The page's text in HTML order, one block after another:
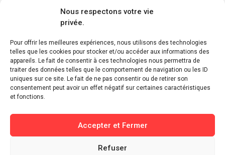
Nous respectons votre vie
privée.
Pour offrir les meilleures expériences, nous utilisons des technologies
telles que les cookies pour stocker et/ou accéder aux informations des
appareils. Le fait de consentir à ces technologies nous permettra de
traiter des données telles que le comportement de navigation ou les ID
uniques sur ce site. Le fait de ne pas consentir ou de retirer son
consentement peut avoir un effet négatif sur certaines caractéristiques
et fonctions.
Accepter et Fermer
Refuser
S'inscrire à la newsletter
Restez informé des derniers ajouts et des
dernières actualités !